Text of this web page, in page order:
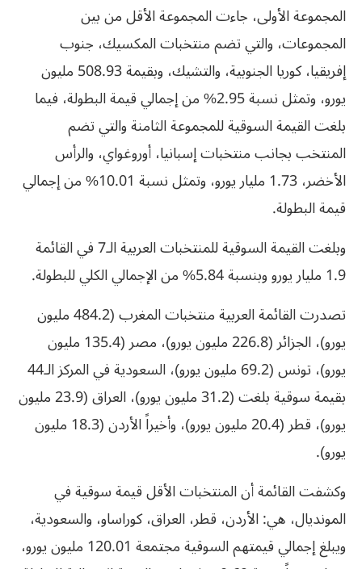
المجموعة الأولى، جاءت المجموعة الأقل من بين
المجموعات، والتي تضم منتخبات المكسيك، جنوب
إفريقيا، كوريا الجنوبية، والتشيك، وبقيمة 508.93 مليون
يورو، وتمثل نسبة 2.95% من إجمالي قيمة البطولة، فيما
بلغت القيمة السوقية للمجموعة الثامنة والتي تضم
المنتخب بجانب منتخبات إسبانيا، أوروغواي، والرأس
الأخضر، 1.73 مليار يورو، وتمثل نسبة 10.01% من إجمالي
قيمة البطولة.
وبلغت القيمة السوقية للمنتخبات العربية الـ7 في القائمة
1.9 مليار يورو وبنسبة 5.84% من الإجمالي الكلي للبطولة.
تصدرت القائمة العربية منتخبات المغرب (484.2 مليون
يورو)، الجزائر (226.8 مليون يورو)، مصر (135.4 مليون
يورو)، تونس (69.2 مليون يورو)، السعودية في المركز الـ44
بقيمة سوقية بلغت (31.2 مليون يورو)، العراق (23.9 مليون
يورو)، قطر (20.4 مليون يورو)، وأخيراً الأردن (18.3 مليون
يورو).
وكشفت القائمة أن المنتخبات الأقل قيمة سوقية في
المونديال، هي: الأردن، قطر، العراق، كوراساو، والسعودية،
ويبلغ إجمالي قيمتهم السوقية مجتمعة 120.01 مليون يورو،